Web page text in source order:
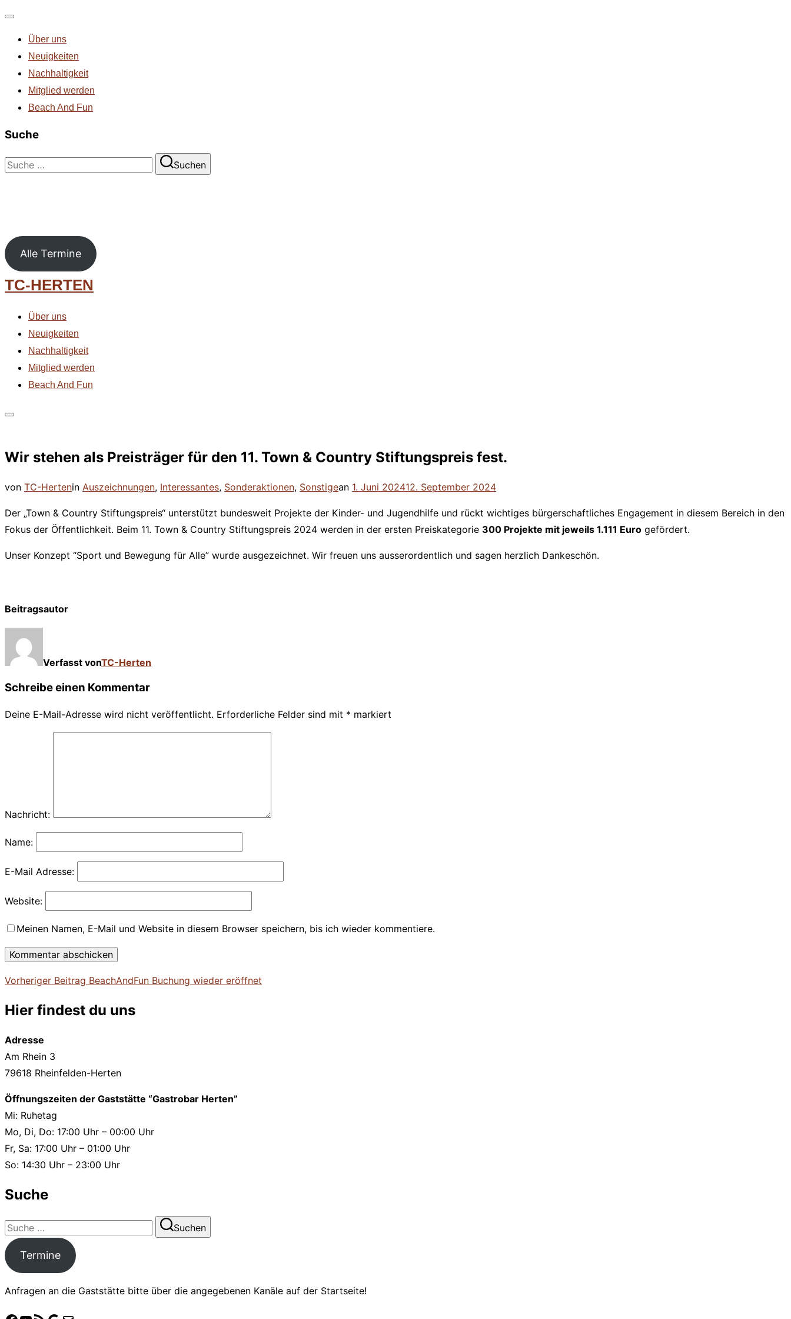
umschalten
Über uns
Neuigkeiten
Nachhaltigkeit
Mitglied werden
Beach And Fun
Suche
Suchen
Suchen
Alle Termine
Zum
Inhalt
springen
TC-HERTEN
Über uns
Neuigkeiten
Nachhaltigkeit
Mitglied werden
Beach And Fun
Navigation
Wir stehen als Preisträger für den 11. Town & Country Stiftungspreis fest.
von TC-Hertenin Auszeichnungen, Interessantes, Sonderaktionen, Sonstigean Veröffentlicht
1. Juni 202412. September 2024
Der „Town & Country Stiftungspreis“ unterstützt bundesweit Projekte der Kinder- und Jugendhilfe und rückt wichtiges bürgerschaftliches Engagement in diesem Bereich in den
Fokus der Öffentlichkeit. Beim 11. Town & Country Stiftungspreis 2024 werden in der ersten Preiskategorie 300 Projekte mit jeweils 1.111 Euro gefördert.
Unser Konzept “Sport und Bewegung für Alle” wurde ausgezeichnet. Wir freuen uns ausserordentlich und sagen herzlich Dankeschön.
Beitragsautor
Verfasst vonTC-Herten
Schreibe einen Kommentar
Deine E-Mail-Adresse wird nicht veröffentlicht. Erforderliche Felder sind mit * markiert
Nachricht:
Name:
E-Mail Adresse:
Website:
Meinen Namen, E-Mail und Website in diesem Browser speichern, bis ich wieder kommentiere.
Beitragsnavigation
Vorheriger
Vorheriger Beitrag BeachAndFun Buchung wieder eröffnet
Hier findest du uns
Adresse
Am Rhein 3
79618 Rheinfelden-Herten
Öffnungszeiten der Gaststätte “Gastrobar Herten”
Mi: Ruhetag
Mo, Di, Do: 17:00 Uhr – 00:00 Uhr
Fr, Sa: 17:00 Uhr – 01:00 Uhr
So: 14:30 Uhr – 23:00 Uhr
Suche
Suchen
nach:
Suchen
Termine
Anfragen an die Gaststätte bitte über die angegebenen Kanäle auf der Startseite!